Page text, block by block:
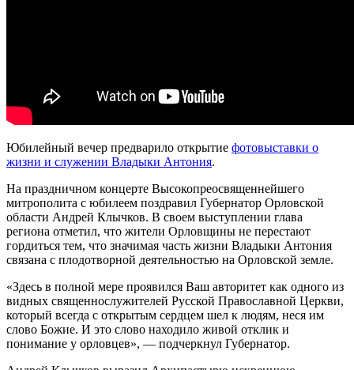
Юбилейный вечер предварило открытие фотовыставки о
жизни и служении Владыки Антония.
На праздничном концерте Высокопреосвященнейшего
митрополита с юбилеем поздравил Губернатор Орловской
области Андрей Клычков. В своем выступлении глава
региона отметил, что жители Орловщины не перестают
гордиться тем, что значимая часть жизни Владыки Антония
связана с плодотворной деятельностью на Орловской земле.
«Здесь в полной мере проявился Ваш авторитет как одного из
видных священнослужителей Русской Православной Церкви,
который всегда с открытым сердцем шел к людям, неся им
слово Божие. И это слово находило живой отклик и
понимание у орловцев», — подчеркнул Губернатор.